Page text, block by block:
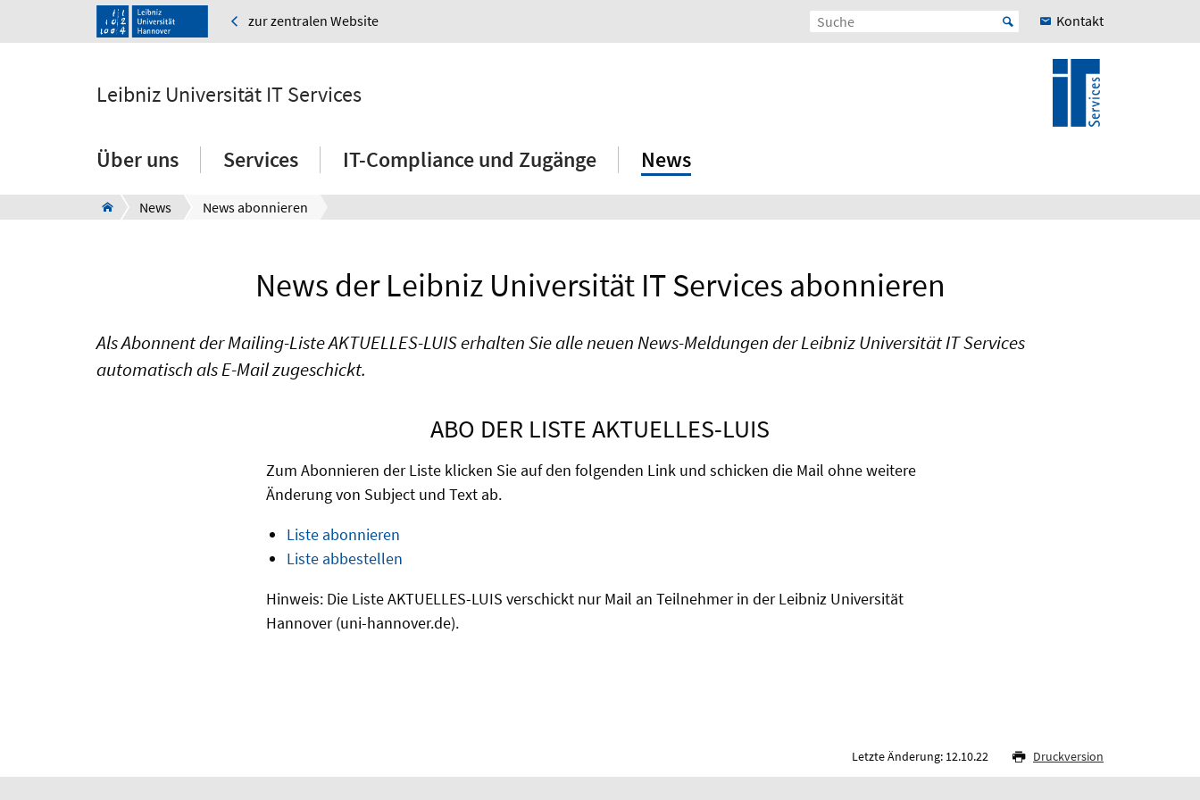
zur zentralen Website Kontakt
Leibniz Universität IT Services
Über uns Services IT-Compliance und Zugänge News
News News abonnieren
News der Leibniz Universität IT Services abonnieren
Als Abonnent der Mailing-Liste AKTUELLES-LUIS erhalten Sie alle neuen News-Meldungen der Leibniz Universität IT Services
automatisch als E-Mail zugeschickt.
ABO DER LISTE AKTUELLES-LUIS
Zum Abonnieren der Liste klicken Sie auf den folgenden Link und schicken die Mail ohne weitere
Änderung von Subject und Text ab.
Liste abonnieren
Liste abbestellen
Hinweis: Die Liste AKTUELLES-LUIS verschickt nur Mail an Teilnehmer in der Leibniz Universität
Hannover (uni-hannover.de).
Letzte Änderung: 12.10.22 Druckversion